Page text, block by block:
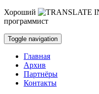
Хороший
программист
Toggle navigation
Главная
Архив
Партнёры
Контакты